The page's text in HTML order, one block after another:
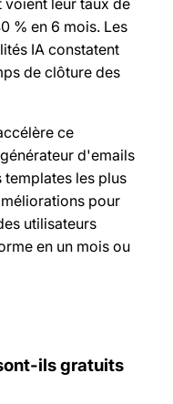
voient leur taux de
% en 6 mois. Les
IA constatent
de clôture des
ce
d'emails
templates les plus
pour
utilisateurs
en un mois ou
ils gratuits